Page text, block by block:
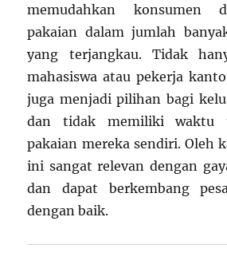
memudahkan konsumen
pakaian dalam jumlah
yang terjangkau. Tidak
mahasiswa atau pekerja
juga menjadi pilihan bagi
dan tidak memiliki waktu
pakaian mereka sendiri. Oleh
ini sangat relevan dengan
dan dapat berkembang
dengan baik.